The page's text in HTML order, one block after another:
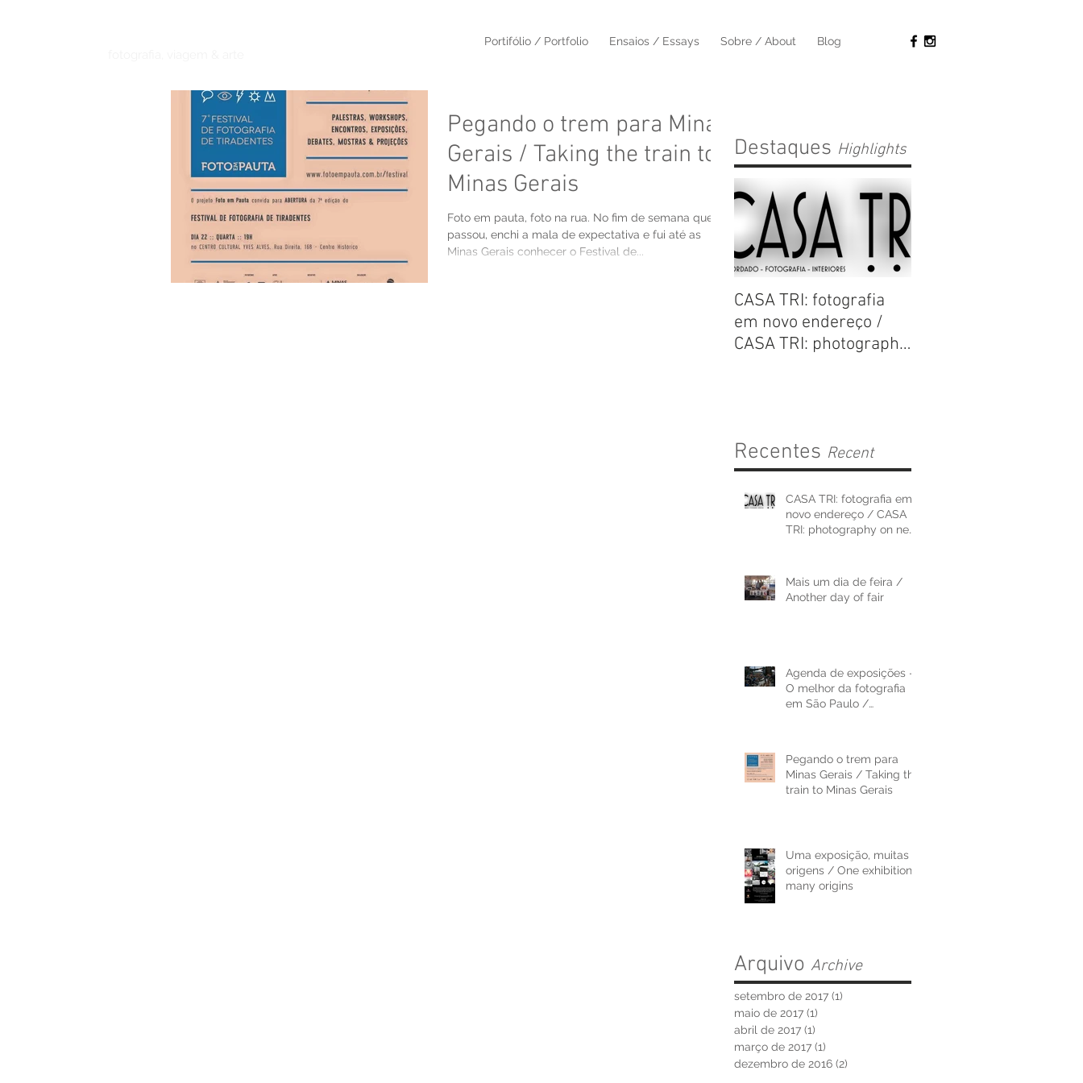
Portifólio / Portfolio Ensaios / Essays Sobre / About Blog
Pegando o trem para Minas
Gerais / Taking the train to
Minas Gerais
Foto em pauta, foto na rua. No fim de semana que
passou, enchi a mala de expectativa e fui até as
Minas Gerais conhecer o Festival de...
Destaques Highlights
CASA TRI: fotografia
em novo endereço /
CASA TRI: photography
Recentes Recent
CASA TRI: fotografia em
novo endereço / CASA
TRI: photography on new
Mais um dia de feira /
Another day of fair
Agenda de exposições -
O melhor da fotografia
em São Paulo /
Pegando o trem para
Minas Gerais / Taking the
train to Minas Gerais
Uma exposição, muitas
origens / One exhibition,
many origins
Arquivo Archive
setembro de 2017 (1)
maio de 2017 (1)
abril de 2017 (1)
março de 2017 (1)
dezembro de 2016 (2)